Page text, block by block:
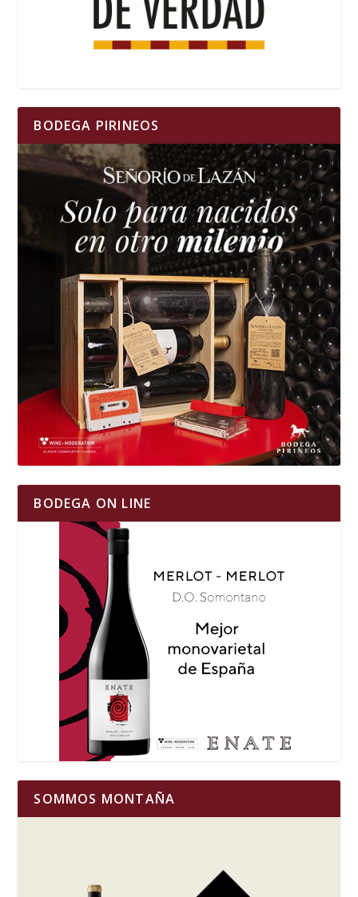
BODEGA PIRINEOS
BODEGA ON LINE
SOMMOS MONTAÑA